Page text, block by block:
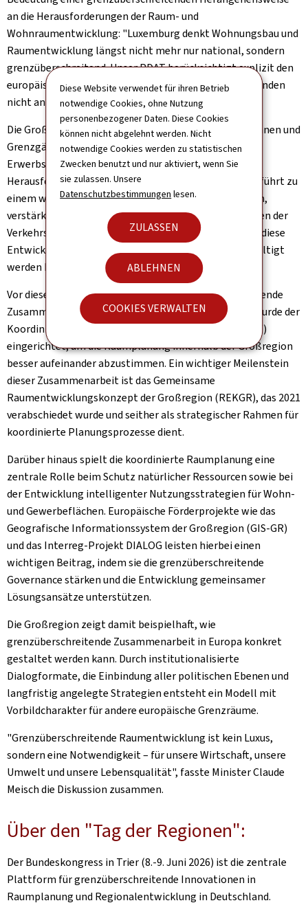
Diese Website verwendet für ihren Betrieb
notwendige Cookies, ohne Nutzung
personenbezogener Daten. Diese Cookies
können nicht abgelehnt werden. Nicht
notwendige Cookies werden zu statistischen
Zwecken benutzt und nur aktiviert, wenn Sie
sie zulassen. Unsere
Datenschutzbestimmungen lesen.
ZULASSEN
ABLEHNEN
COOKIES VERWALTEN
an die Herausforderungen der Raum- und
Wohnraumentwicklung: "Luxemburg denkt Wohnungsbau und
Raumentwicklung längst nicht mehr nur national, sondern
grenzüberschreitend. Unser PDAT berücksichtigt explizit den
europäischen Kontext – denn die Herausforderungen enden
nicht an der Grenze."
Die Großregion, in der mehr als 230.000 Grenzgängerinnen und
Grenzgänger tätig sind – rund 44 Prozent aller
Erwerbstätigen in Luxemburg –, steht vor erheblichen
Herausforderungen. Der zunehmende Pendlerverkehr führt zu
einem wachsenden Flächendruck in den Grenzgebieten,
verstärkter Zersiedelung sowie steigenden Belastungen der
Verkehrsinfrastruktur. Gleichzeitig wird deutlich, dass diese
Entwicklungen nicht allein auf nationaler Ebene bewältigt
werden können.
Vor diesem Hintergrund gewinnt die grenzüberschreitende
Zusammenarbeit weiter an Bedeutung. Bereits 2008 wurde der
Koordinierungsausschuss für Raumentwicklung (KARE)
eingerichtet, um die Raumplanung innerhalb der Großregion
besser aufeinander abzustimmen. Ein wichtiger Meilenstein
dieser Zusammenarbeit ist das Gemeinsame
Raumentwicklungskonzept der Großregion (REKGR), das 2021
verabschiedet wurde und seither als strategischer Rahmen für
koordinierte Planungsprozesse dient.
Darüber hinaus spielt die koordinierte Raumplanung eine
zentrale Rolle beim Schutz natürlicher Ressourcen sowie bei
der Entwicklung intelligenter Nutzungsstrategien für Wohn-
und Gewerbeflächen. Europäische Förderprojekte wie das
Geografische Informationssystem der Großregion (GIS-GR)
und das Interreg-Projekt DIALOG leisten hierbei einen
wichtigen Beitrag, indem sie die grenzüberschreitende
Governance stärken und die Entwicklung gemeinsamer
Lösungsansätze unterstützen.
Die Großregion zeigt damit beispielhaft, wie
grenzüberschreitende Zusammenarbeit in Europa konkret
gestaltet werden kann. Durch institutionalisierte
Dialogformate, die Einbindung aller politischen Ebenen und
langfristig angelegte Strategien entsteht ein Modell mit
Vorbildcharakter für andere europäische Grenzräume.
"Grenzüberschreitende Raumentwicklung ist kein Luxus,
sondern eine Notwendigkeit – für unsere Wirtschaft, unsere
Umwelt und unsere Lebensqualität", fasste Minister Claude
Meisch die Diskussion zusammen.
Über den "Tag der Regionen":
Der Bundeskongress in Trier (8.-9. Juni 2026) ist die zentrale
Plattform für grenzüberschreitende Innovationen in
Raumplanung und Regionalentwicklung in Deutschland.